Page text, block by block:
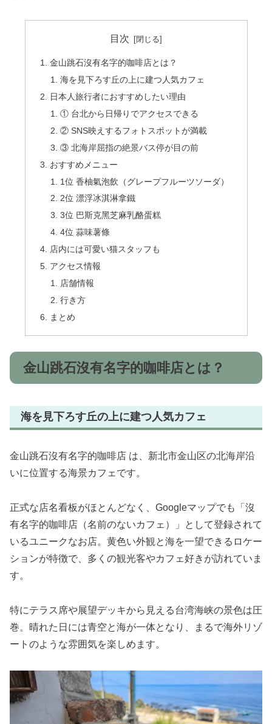
目次
金山跳石沒有名字的咖啡店とは？
海を見下ろす丘の上に建つ人気カフェ
日本人旅行者におすすめしたい理由
① 台北から日帰りでアクセスできる
② SNS映えするフォトスポットが満載
③ 北海岸屈指の絶景バス停が目の前
おすすめメニュー
1位 香柚氣泡飲（グレープフルーツソーダ）
2位 漂浮冰淇淋拿鐵
3位 巴斯克黑芝麻乳酪蛋糕
4位 蒜味薯條
店内には可愛い猫スタッフも
アクセス情報
店舗情報
行き方
まとめ
金山跳石沒有名字的咖啡店とは？
海を見下ろす丘の上に建つ人気カフェ
金山跳石沒有名字的咖啡店 は、新北市金山区の北海岸沿
いに位置する海景カフェです。
正式な店名看板がほとんどなく、Googleマップでも「沒
有名字的咖啡店（名前のないカフェ）」として登録されて
いるユニークなお店。黄色い外観と海を一望できるロケー
ションが特徴で、多くの観光客やカフェ好きが訪れていま
す。
特にテラス席や展望デッキから見える台湾海峡の景色は圧
巻。晴れた日には青空と海が一体となり、まるで海外リゾ
ートのような雰囲気を楽しめます。